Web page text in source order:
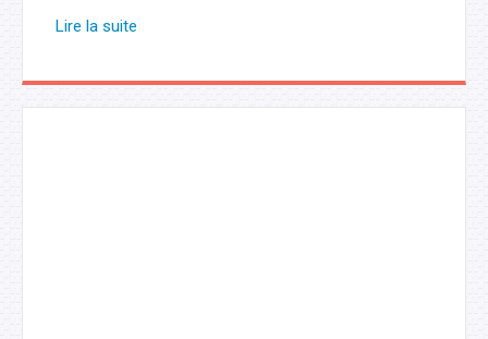
célèbre boutique d’applications d’Android. Ces app
nombreuses […]
Lire la suite